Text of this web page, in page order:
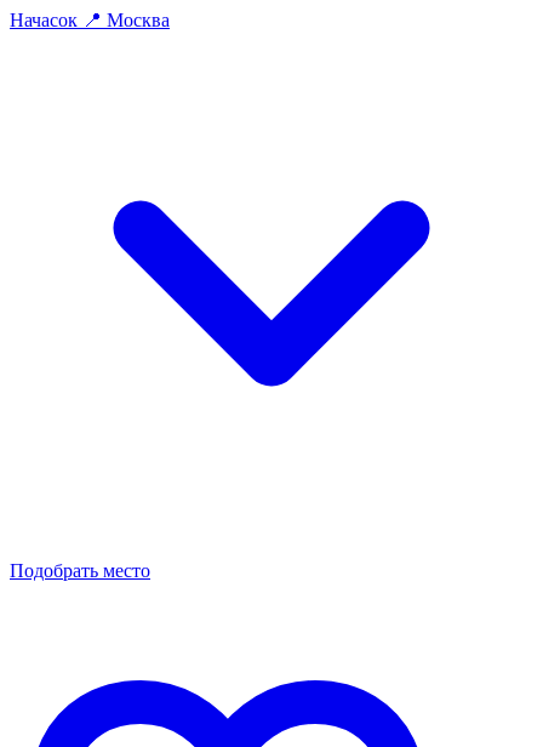
Начасок 📍 Москва
Подобрать место